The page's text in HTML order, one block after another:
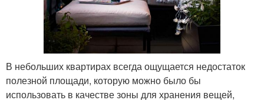
В небольших квартирах всегда ощущается недостаток
полезной площади, которую можно было бы
использовать в качестве зоны для хранения вещей,